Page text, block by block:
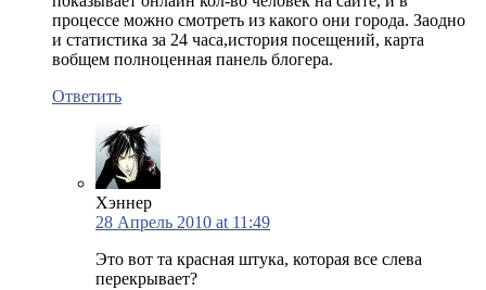
процессе можно смотреть из какого они города. Заодно
и статистика за 24 часа,история посещений, карта
вобщем полноценная панель блогера.
Ответить
Хэннер
28 Апрель 2010 at 11:49
Это вот та красная штука, которая все слева
перекрывает?